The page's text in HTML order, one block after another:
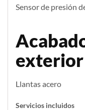
Sensor de presión
exterior
Llantas acero
Servicios incluidos